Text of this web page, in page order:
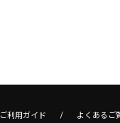
ご利用ガイド よくあるご